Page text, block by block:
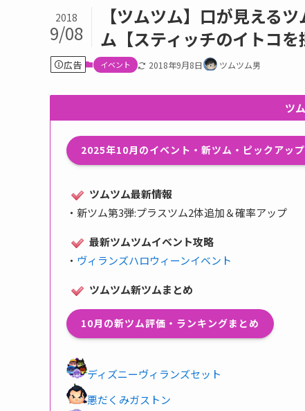
【ツムツム】口が見える
ム【スティッチのイトコを
2018
9/08
広告 イベント 2018年9月8日 ツムツム男
ツ
2025年10月のイベント・新ツム・ピックアッ
ツムツム最新情報
・ 新ツム第3弾:プラスツム2体追加＆確率アップ
最新ツムツムイベント攻略
・ ヴィランズハロウィーンイベント
ツムツム新ツムまとめ
10月の新ツム評価・ランキングまとめ
ディズニーヴィランズセット
悪だくみガストン